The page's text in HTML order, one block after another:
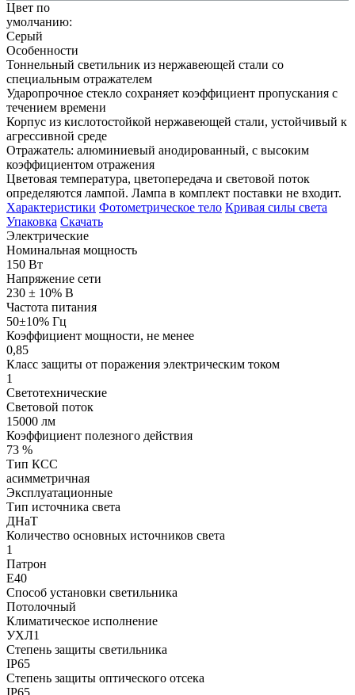
Цвет по
умолчанию:
Серый
Особенности
Тоннельный светильник из нержавеющей стали со
специальным отражателем
Ударопрочное стекло сохраняет коэффициент пропускания с
течением времени
Корпус из кислотостойкой нержавеющей стали, устойчивый к
агрессивной среде
Отражатель: алюминиевый анодированный, с высоким
коэффициентом отражения
Цветовая температура, цветопередача и световой поток
определяются лампой. Лампа в комплект поставки не входит.
Характеристики Фотометрическое тело Кривая силы света
Упаковка Скачать
Электрические
Номинальная мощность
150 Вт
Напряжение сети
230 ± 10% В
Частота питания
50±10% Гц
Коэффициент мощности, не менее
0,85
Класс защиты от поражения электрическим током
1
Светотехнические
Световой поток
15000 лм
Коэффициент полезного действия
73 %
Тип КСС
асимметричная
Эксплуатационные
Тип источника света
ДНаТ
Количество основных источников света
1
Патрон
Е40
Способ установки светильника
Потолочный
Климатическое исполнение
УХЛ1
Степень защиты светильника
IP65
Степень защиты оптического отсека
IP65